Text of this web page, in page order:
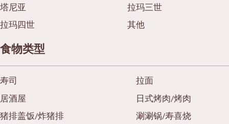
塔尼亚
拉玛三世
拉玛四世
其他
食物类型
寿司
拉面
居酒屋
日式烤肉/烤肉
猪排盖饭/炸猪排
涮涮锅/寿喜烧